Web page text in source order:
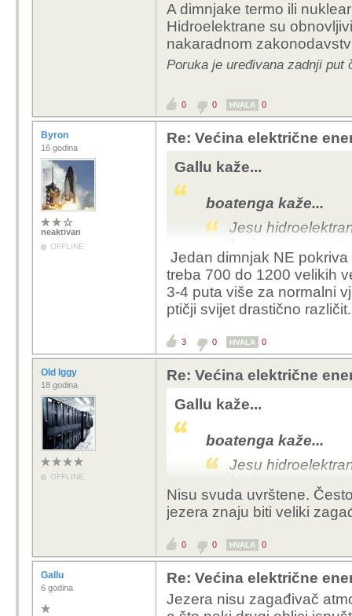
Edit: Već su nam
nitko ništa nema
A dimnjake termo ili
Hidroelektrane su
nakaradnom
Poruka je uređivana zadnji put
0 0 HVALA 0
Byron
16 godina
neaktivan
OFFLINE
Re: Većina električne
Gallu kaže...
boatenga kaže...
Jesu
broje se u
izvorima u nekoj
Evo pitanje, zna li
Edit: Već su nam
medijima, ni
A dimnjake termo ili
nakaradnom
Jedan dimnjak NE
treba 700 do 1200 velikih
3-4 puta više za normalni
ptičji svijet drastično
3 0 HVALA 0
Old Iggy
18 godina
OFFLINE
Re: Većina električne
Gallu kaže...
boatenga kaže...
Jesu
broje se u
izvorima u nekoj
Evo pitanje, zna li
Edit: Već su nam
medijima, ni
Nisu svuda uvrštene.
jezera znaju biti veliki
0 0 HVALA 0
Gallu
6 godina
Re: Većina električne
Jezera nisu zagađivač